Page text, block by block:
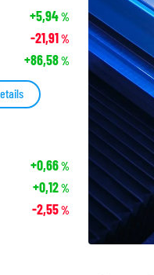
+5,94%
-21,91%
+86,58%
+0,66%
+0,12%
-2,55%